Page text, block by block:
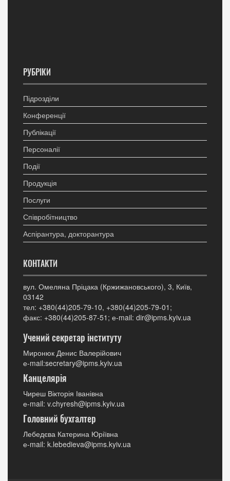
РУБРІКИ
Підрозділи
Конференції
Публікації
Персоналії
Події
Продукція
Послуги
Співробітництво
Аспірантура, докторантура
КОНТАКТИ
вул. Омеляна Пріцака (Кржижановського), 3, Київ,
03142
тел: +380(44)205-79-10, +380(44)205-79-01;
факс: +380(44)205-87-51; е-mail: dir@ipms.kyiv.ua
Учений секретар інституту
Миронюк Денис Валерійович
е-mail:secretary@ipms.kyiv.ua
Канцелярія
Чиреш Вікторія Іванівна
е-mail: v.chyresh@ipms.kyiv.ua
Головний бухгалтер
Лебедєва Катерина Юріївна
е-mail: k.lebedieva@ipms.kyiv.ua